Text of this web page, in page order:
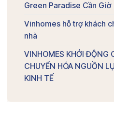
Green Paradise Cần Giờ
Vinhomes hỗ trợ khách
nhà
VINHOMES KHỞI ĐỘNG
CHUYỂN HÓA NGUỒN
KINH TẾ